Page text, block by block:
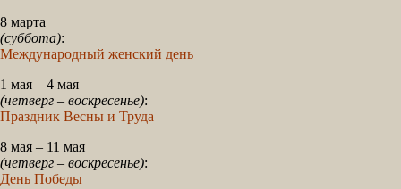
8 марта
(суббота):
Международный женский день
1 мая – 4 мая
(четверг – воскресенье):
Праздник Весны и Труда
8 мая – 11 мая
(четверг – воскресенье):
День Победы